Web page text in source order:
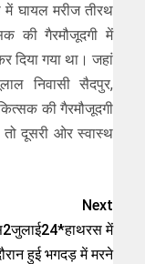
में घायल मरीज तीरथ
की गैरमौजूदगी में
दिया गया था। जहां
निवासी सैदपुर,
की गैरमौजूदगी
दूसरी ओर स्वास्थ
Next
में
हुई भगदड़ में मरने